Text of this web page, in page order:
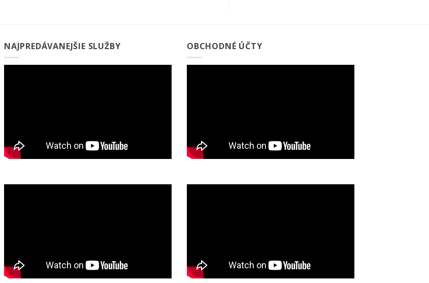
NAJPREDÁVANEJŠIE SLUŽBY OBCHODNÉ ÚČTY